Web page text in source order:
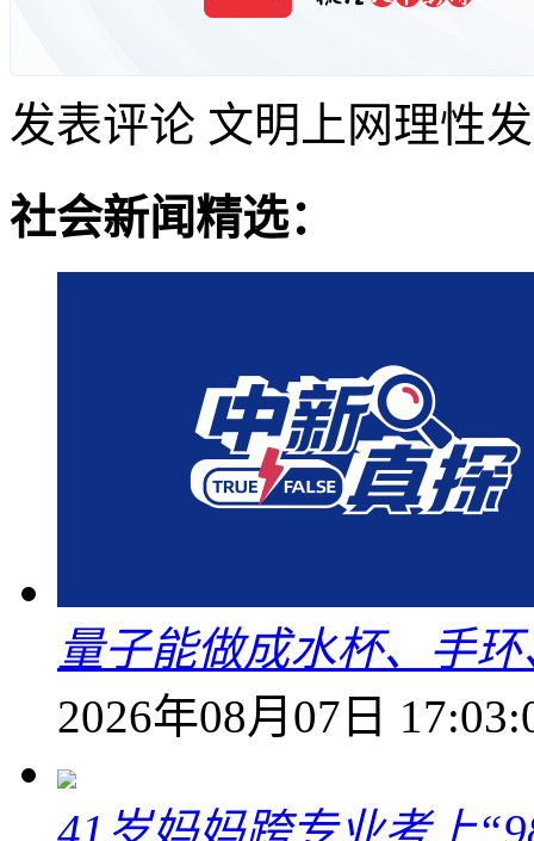
发表评论 文明上网理性
社会新闻精选：
量子能做成水杯、手
2026年08月07日
41岁妈妈跨专业考上